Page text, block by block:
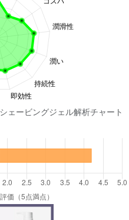
ェービングジェル解析チャート